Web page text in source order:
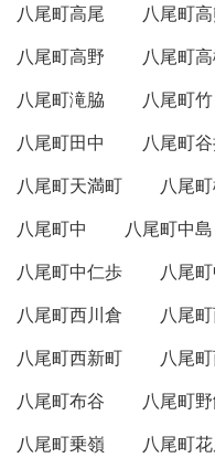
八尾町高尾
八尾町
八尾町高野
八尾町
八尾町滝脇
八尾町
八尾町田中
八尾町
八尾町天満町
八尾
八尾町中
八尾町中島
八尾町中仁歩
八尾
八尾町西川倉
八尾
八尾町西新町
八尾
八尾町布谷
八尾町
八尾町乗嶺
八尾町